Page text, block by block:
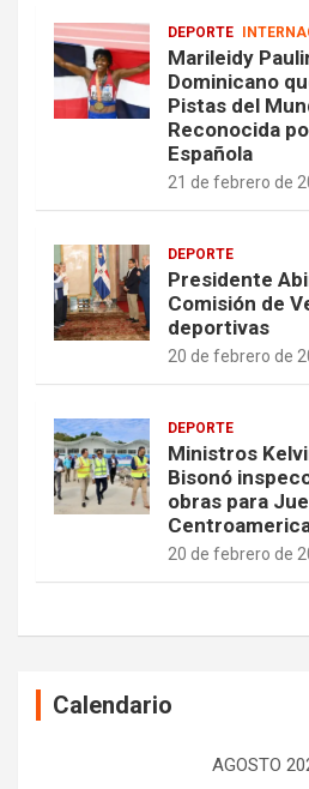
DEPORTE
Marileidy
Dominicano
Pistas del
Reconocida
Española
21 de febrero de
DEPORTE
Presidente
Comisión de
deportivas
20 de febrero de
DEPORTE
Ministros
Bisonó
obras para
20 de febrero de
Calendario
AGOSTO